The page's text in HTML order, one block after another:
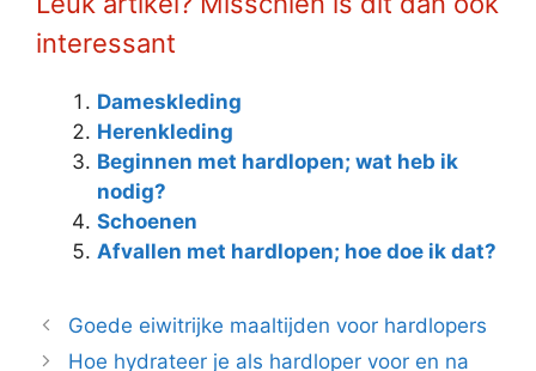
interessant
Dameskleding
Herenkleding
Beginnen met hardlopen; wat heb ik
nodig?
Schoenen
Afvallen met hardlopen; hoe doe ik dat?
Goede eiwitrijke maaltijden voor hardlopers
Hoe hydrateer je als hardloper voor en na